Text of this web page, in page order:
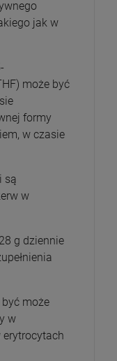
jak w
może być
formy
w czasie
są
w
g dziennie
być może
w